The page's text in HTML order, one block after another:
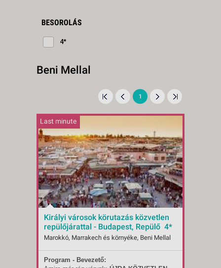
BESOROLÁS
4*
Beni Mellal
1
Last minute
Királyi városok körutazás közvetlen
repülőjárattal - Budapest, Repülő 4*
Marokkó, Marrakech és környéke, Beni Mellal
Indulások:
2026.09.08-tól
Program - Bevezető: